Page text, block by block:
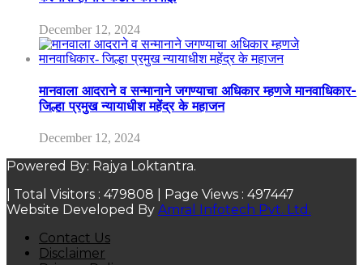
December 12, 2024
मानवाला आदराने व सन्मानाने जगण्याचा अधिकार म्हणजे मानवाधिकार-
जिल्हा प्रमुख न्यायाधीश महेंद्र के महाजन
December 12, 2024
Powered By: Rajya Loktantra.
| Total Visitors : 479808 | Page Views : 497447
Website Developed By Amral Infotech Pvt. Ltd.
Contact Us
Disclaimer